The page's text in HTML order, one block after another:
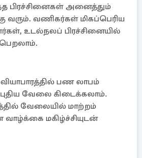
பிரச்சினைகள் அனைத்தும்
வரும். வணிகர்கள் மிகப்பெரிய
உடல்நலப் பிரச்சினையில்
பண லாபம்
வேலை கிடைக்கலாம்.
வேலையில் மாற்றம்
வாழ்க்கை மகிழ்ச்சியுடன்